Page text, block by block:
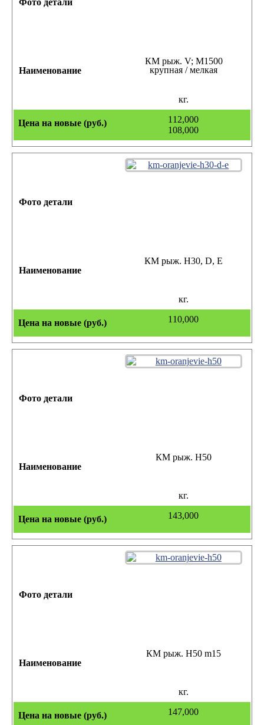
КМ рыж. V; M1500
крупная / мелкая
кг.
112,000
108,000
КМ рыж. H30, D, E
кг.
110,000
КМ рыж. Н50
кг.
143,000
КМ рыж. Н50 m15
кг.
147,000